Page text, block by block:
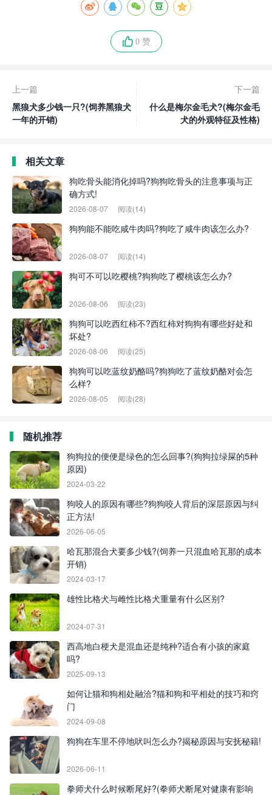
0 赞
上一篇
黑狼犬多少钱一只?(饲养黑狼犬
一年的开销)
下一篇
什么是梅尔金毛犬?(梅尔金毛
犬的外观特征及性格)
相关文章
狗吃骨头能消化掉吗?狗狗吃骨头的注意事项与正
确方式!
2026-08-07 阅读(14)
狗狗能不能吃咸牛肉吗?狗吃了咸牛肉该怎么办?
2026-08-07 阅读(14)
狗可不可以吃樱桃?狗狗吃了樱桃该怎么办?
2026-08-06 阅读(23)
狗狗可以吃西红柿不?西红柿对狗狗有哪些好处和
坏处?
2026-08-06 阅读(25)
狗狗可以吃蓝纹奶酪吗?狗狗吃了蓝纹奶酪对会怎
么样?
2026-08-05 阅读(28)
随机推荐
狗狗拉的便便是绿色的怎么回事?(狗狗拉绿屎的5种
原因)
2024-03-22
狗咬人的原因有哪些?狗狗咬人背后的深层原因与纠
正方法!
2026-06-05
哈瓦那混合犬要多少钱?(饲养一只混血哈瓦那的成本
开销)
2024-03-17
雄性比格犬与雌性比格犬重量有什么区别?
2024-07-31
西高地白梗犬是混血还是纯种?适合有小孩的家庭
吗?
2025-09-13
如何让猫和狗相处融洽?猫和狗和平相处的技巧和窍
门
2024-09-08
狗狗在车里不停地吠叫怎么办?揭秘原因与安抚秘籍!
2026-06-11
拳师犬什么时候断尾好?(拳师犬断尾对健康有影响